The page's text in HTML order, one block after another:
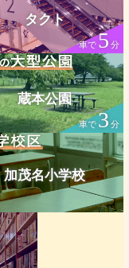
タクト
車で5分
蔵本公園
車で3 分
加茂名小学校